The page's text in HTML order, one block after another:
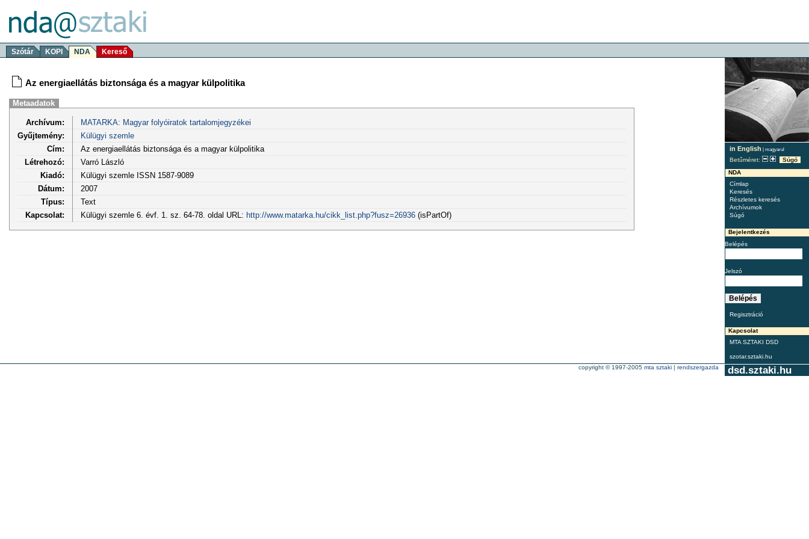
Szótár KOPI NDA Kereső
in English | magyarul
Betűméret:
Súgó
NDA
Címlap
Keresés
Részletes keresés
Archívumok
Súgó
Bejelentkezés
Belépés
Jelszó
Regisztráció
Kapcsolat
MTA SZTAKI DSD
szotar.sztaki.hu
Az energiaellátás biztonsága és a magyar külpolitika
Metaadatok
Archívum:
MATARKA: Magyar folyóiratok tartalomjegyzékei
Gyűjtemény:
Külügyi szemle
Cím:
Az energiaellátás biztonsága és a magyar külpolitika
Létrehozó:
Varró László
Kiadó:
Külügyi szemle ISSN 1587-9089
Dátum:
2007
Típus:
Text
Kapcsolat:
Külügyi szemle 6. évf. 1. sz. 64-78. oldal URL: http://www.matarka.hu/cikk_list.php?fusz=26936(isPartOf)
dsd.sztaki.hu
copyright © 1997-2005 mta sztaki | rendszergazda